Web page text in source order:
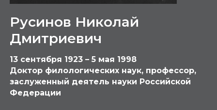
Русинов Николай
Дмитриевич
13 сентября 1923 – 5 мая 1998
Доктор филологических наук, профессор,
заслуженный деятель науки Российской
Федерации